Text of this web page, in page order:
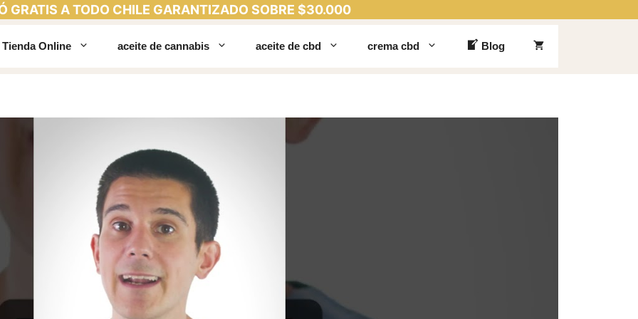
GRATIS A TODO CHILE GARANTIZADO SOBRE $30.000
Tienda Online aceite de cannabis aceite de cbd crema cbd Blog